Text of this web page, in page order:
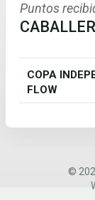
Puntos
COPA
FLOW
©